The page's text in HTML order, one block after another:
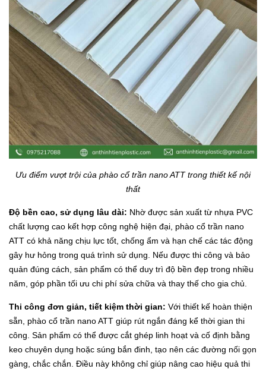
Ưu điểm vượt trội của phào cổ trần nano ATT trong thiết kế nội
thất
Độ bền cao, sử dụng lâu dài: Nhờ được sản xuất từ nhựa PVC
chất lượng cao kết hợp công nghệ hiện đại, phào cổ trần nano
ATT có khả năng chịu lực tốt, chống ẩm và hạn chế các tác động
gây hư hỏng trong quá trình sử dụng. Nếu được thi công và bảo
quản đúng cách, sản phẩm có thể duy trì độ bền đẹp trong nhiều
năm, góp phần tối ưu chi phí sửa chữa và thay thế cho gia chủ.
Thi công đơn giản, tiết kiệm thời gian: Với thiết kế hoàn thiện
sẵn, phào cổ trần nano ATT giúp rút ngắn đáng kể thời gian thi
công. Sản phẩm có thể được cắt ghép linh hoạt và cố định bằng
keo chuyên dụng hoặc súng bắn đinh, tạo nên các đường nối gọn
gàng, chắc chắn. Điều này không chỉ giúp nâng cao hiệu quả thi